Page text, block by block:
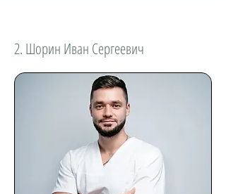
2. Шорин Иван Сергеевич